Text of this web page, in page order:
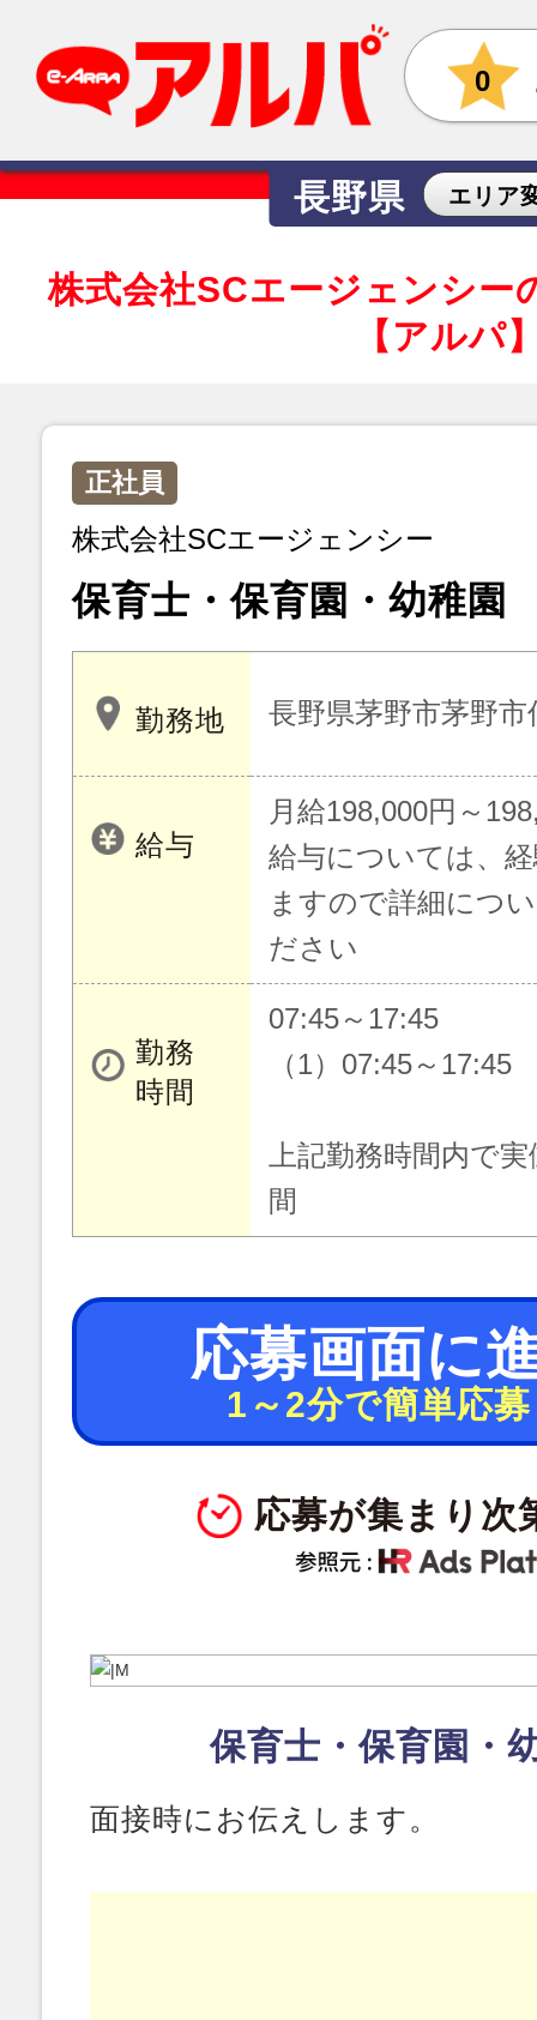
0
長野県 エリア
株式会社SCエージェンシー
【アルパ
正社員
株式会社SCエージェンシー
保育士・保育園・幼稚園
勤務地 長野県茅野市茅野市
給与
月給198,000円～
給与については、
ますので詳細につ
ださい
勤務
時間
07:45～17:45
（1）07:45～17:45
上記勤務時間内で
間
応募画面に
1～2分で簡単応
応募が集まり次
保育士・保育園・
面接時にお伝えします。